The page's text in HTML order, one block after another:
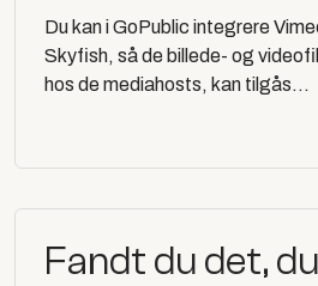
Du kan i GoPublic integrere
Skyfish, så de billede- og
hos de mediahosts, kan tilgås...
Fandt du det,